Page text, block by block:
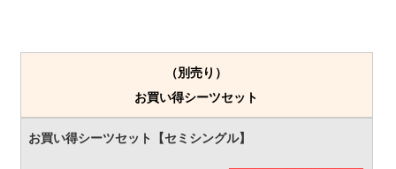
（別売り）
お買い得シーツセット